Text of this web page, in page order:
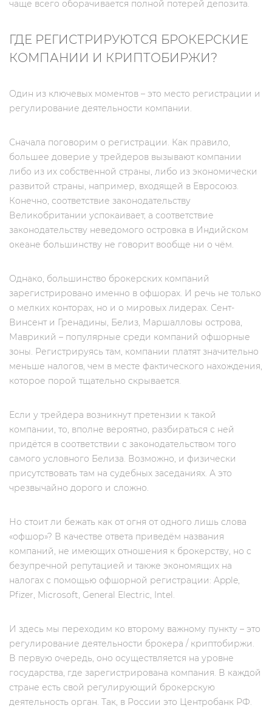
чаще всего оборачивается полной потерей депозита.
ГДЕ РЕГИСТРИРУЮТСЯ БРОКЕРСКИЕ
КОМПАНИИ И КРИПТОБИРЖИ?
Один из ключевых моментов – это место регистрации и
регулирование деятельности компании.
Сначала поговорим о регистрации. Как правило,
большее доверие у трейдеров вызывают компании
либо из их собственной страны, либо из экономически
развитой страны, например, входящей в Евросоюз.
Конечно, соответствие законодательству
Великобритании успокаивает, а соответствие
законодательству неведомого островка в Индийском
океане большинству не говорит вообще ни о чём.
Однако, большинство брокерских компаний
зарегистрировано именно в офшорах. И речь не только
о мелких конторах, но и о мировых лидерах. Сент-
Винсент и Гренадины, Белиз, Маршалловы острова,
Маврикий – популярные среди компаний офшорные
зоны. Регистрируясь там, компании платят значительно
меньше налогов, чем в месте фактического нахождения,
которое порой тщательно скрывается.
Если у трейдера возникнут претензии к такой
компании, то, вполне вероятно, разбираться с ней
придётся в соответствии с законодательством того
самого условного Белиза. Возможно, и физически
присутствовать там на судебных заседаниях. А это
чрезвычайно дорого и сложно.
Но стоит ли бежать как от огня от одного лишь слова
«офшор»? В качестве ответа приведём названия
компаний, не имеющих отношения к брокерству, но c
безупречной репутацией и также экономящих на
налогах с помощью офшорной регистрации: Apple,
Pfizer, Microsoft, General Electric, Intel.
И здесь мы переходим ко второму важному пункту – это
регулирование деятельности брокера / криптобиржи.
В первую очередь, оно осуществляется на уровне
государства, где зарегистрирована компания. В каждой
стране есть свой регулирующий брокерскую
деятельность орган. Так, в России это Центробанк РФ.